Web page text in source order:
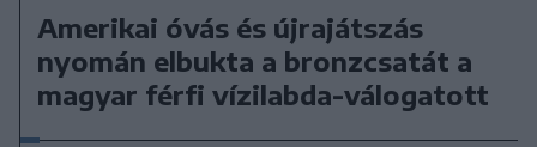
Amerikai óvás és újrajátszás
nyomán elbukta a bronzcsatát a
magyar férfi vízilabda-válogatott